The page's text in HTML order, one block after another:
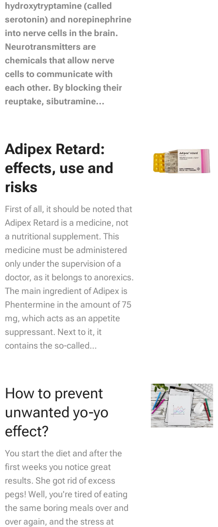
hydroxytryptamine (called
serotonin) and norepinephrine
into nerve cells in the brain.
Neurotransmitters are
chemicals that allow nerve
cells to communicate with
each other. By blocking their
reuptake, sibutramine...
Adipex Retard:
effects, use and
risks
First of all, it should be noted that
Adipex Retard is a medicine, not
a nutritional supplement. This
medicine must be administered
only under the supervision of a
doctor, as it belongs to anorexics.
The main ingredient of Adipex is
Phentermine in the amount of 75
mg, which acts as an appetite
suppressant. Next to it, it
contains the so-called...
How to prevent
unwanted yo-yo
effect?
You start the diet and after the
first weeks you notice great
results. She got rid of excess
pegs! Well, you're tired of eating
the same boring meals over and
over again, and the stress at